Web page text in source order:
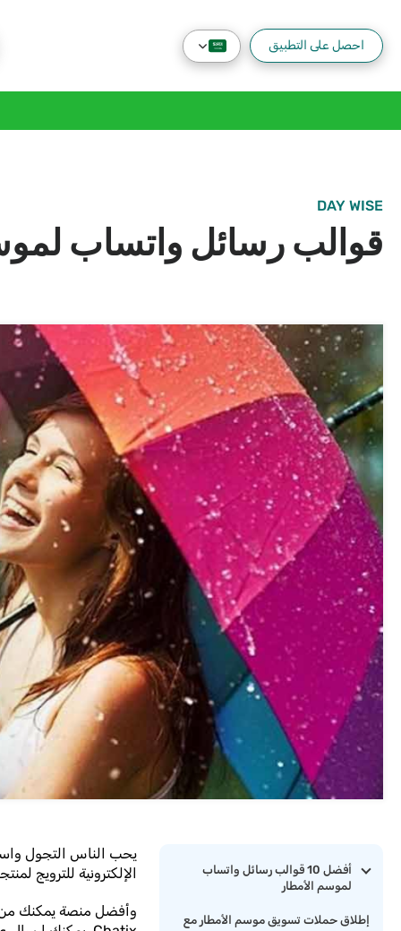
احصل على التطبيق
DAY WISE
قوالب رسائل واتساب
أفضل 10 قوالب رسائل واتساب
لموسم الأمطار
إطلاق حملات تسويق موسم الأمطار مع
يحب الناس التجول
الإلكترونية للترويج
وأفضل منصة يمكنك من